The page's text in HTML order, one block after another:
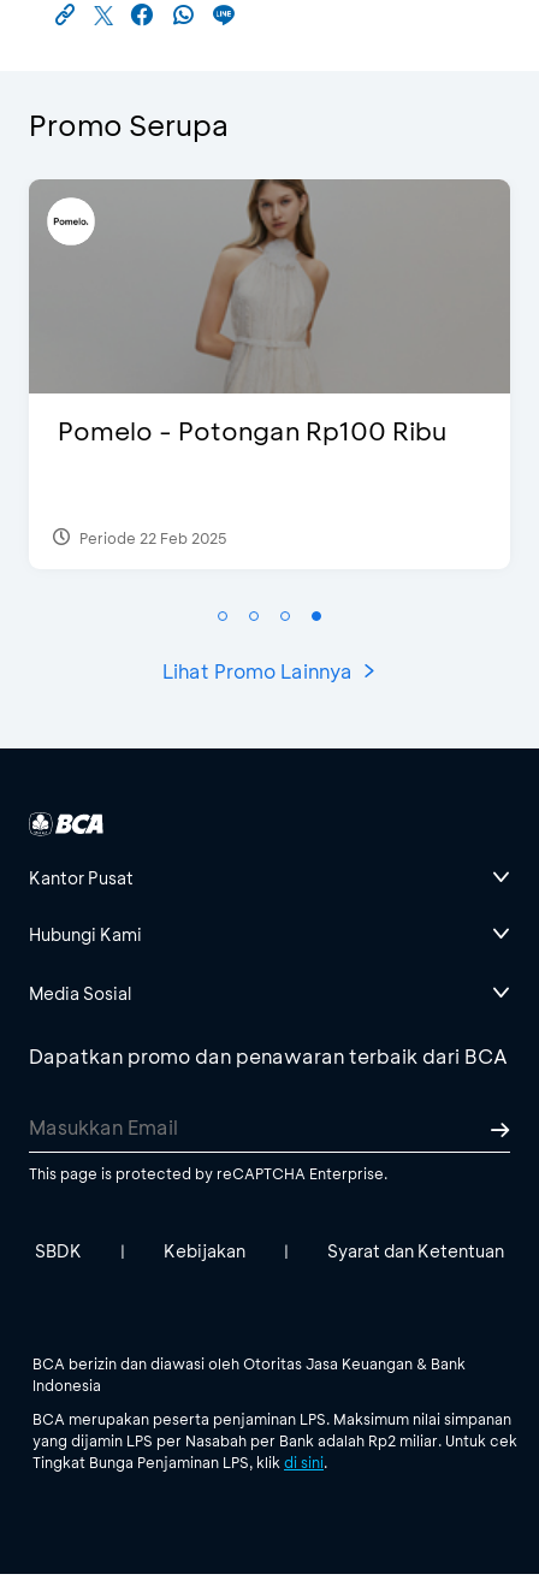
Promo Serupa
Pomelo - Potongan Rp100 Ribu
Periode 22 Feb 2025
Lihat Promo Lainnya
Kantor Pusat
Hubungi Kami
Media Sosial
Dapatkan promo dan penawaran terbaik dari BCA
This page is protected by reCAPTCHA Enterprise.
SBDK | Kebijakan | Syarat dan Ketentuan
BCA berizin dan diawasi oleh Otoritas Jasa Keuangan & Bank
Indonesia
BCA merupakan peserta penjaminan LPS. Maksimum nilai simpanan
yang dijamin LPS per Nasabah per Bank adalah Rp2 miliar. Untuk cek
Tingkat Bunga Penjaminan LPS, klik di sini.